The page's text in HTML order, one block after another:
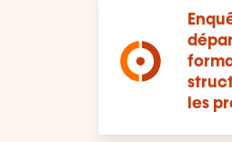
les